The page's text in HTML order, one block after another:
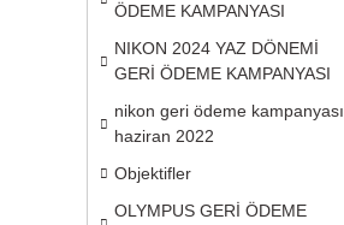
ÖDEME KAMPANYASI
NIKON 2024 YAZ DÖNEMİ
GERİ ÖDEME KAMPANYASI
nikon geri ödeme kampanyası
haziran 2022
Objektifler
OLYMPUS GERİ ÖDEME